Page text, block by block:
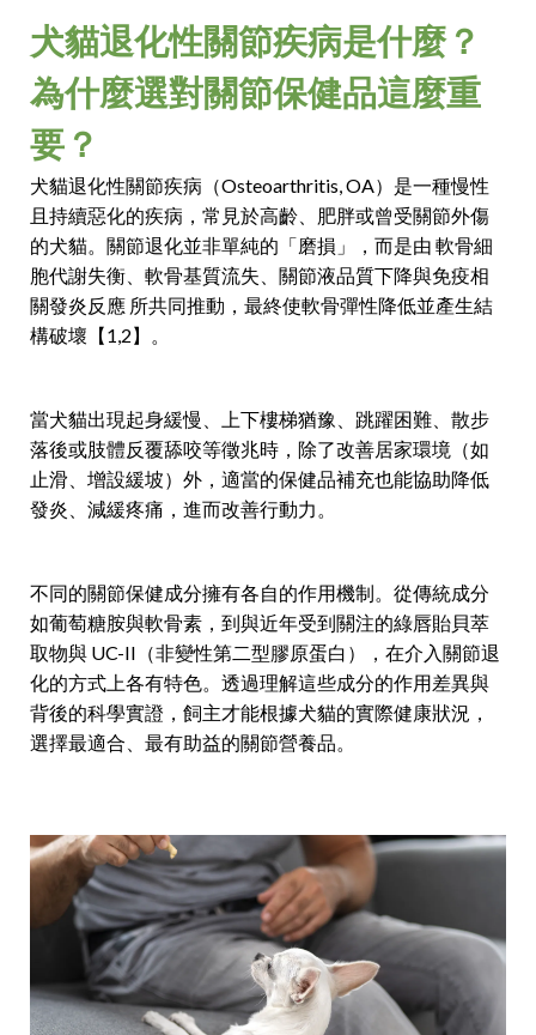
犬貓退化性關節疾病是什麼？
為什麼選對關節保健品這麼重
要？
犬貓退化性關節疾病（Osteoarthritis, OA）是一種慢性
且持續惡化的疾病，常見於高齡、肥胖或曾受關節外傷
的犬貓。關節退化並非單純的「磨損」，而是由 軟骨細
胞代謝失衡、軟骨基質流失、關節液品質下降與免疫相
關發炎反應 所共同推動，最終使軟骨彈性降低並產生結
構破壞【1,2】。
當犬貓出現起身緩慢、上下樓梯猶豫、跳躍困難、散步
落後或肢體反覆舔咬等徵兆時，除了改善居家環境（如
止滑、增設緩坡）外，適當的保健品補充也能協助降低
發炎、減緩疼痛，進而改善行動力。
不同的關節保健成分擁有各自的作用機制。從傳統成分
如葡萄糖胺與軟骨素，到與近年受到關注的綠唇貽貝萃
取物與 UC-II（非變性第二型膠原蛋白），在介入關節退
化的方式上各有特色。透過理解這些成分的作用差異與
背後的科學實證，飼主才能根據犬貓的實際健康狀況，
選擇最適合、最有助益的關節營養品。